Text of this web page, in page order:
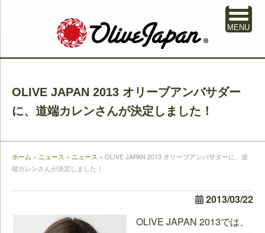
OLIVE JAPAN 2013 オリーブアンバサダー
に、道端カレンさんが決定しました！
ホーム » ニュース » ニュース » OLIVE JAPAN 2013 オリーブアンバサダーに、道
端カレンさんが決定しました！
2013/03/22
OLIVE JAPAN 2013では、
MENU